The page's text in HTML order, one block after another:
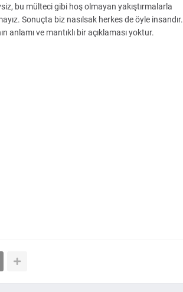
bu mülteci gibi hoş olmayan yakıştırmalarla
Sonuçta biz nasılsak herkes de öyle insandır.
ve mantıklı bir açıklaması yoktur.